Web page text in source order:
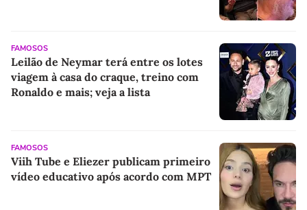
FAMOSOS
Leilão de Neymar terá entre os lotes
viagem à casa do craque, treino com
Ronaldo e mais; veja a lista
FAMOSOS
Viih Tube e Eliezer publicam primeiro
vídeo educativo após acordo com MPT